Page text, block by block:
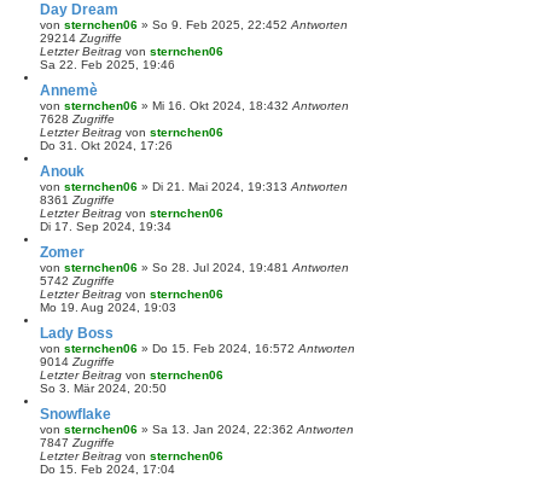
Day Dream
von sternchen06 » So 9. Feb 2025, 22:452 Antworten
29214 Zugriffe
Letzter Beitrag von sternchen06
Sa 22. Feb 2025, 19:46
Annemè
von sternchen06 » Mi 16. Okt 2024, 18:432 Antworten
7628 Zugriffe
Letzter Beitrag von sternchen06
Do 31. Okt 2024, 17:26
Anouk
von sternchen06 » Di 21. Mai 2024, 19:313 Antworten
8361 Zugriffe
Letzter Beitrag von sternchen06
Di 17. Sep 2024, 19:34
Zomer
von sternchen06 » So 28. Jul 2024, 19:481 Antworten
5742 Zugriffe
Letzter Beitrag von sternchen06
Mo 19. Aug 2024, 19:03
Lady Boss
von sternchen06 » Do 15. Feb 2024, 16:572 Antworten
9014 Zugriffe
Letzter Beitrag von sternchen06
So 3. Mär 2024, 20:50
Snowflake
von sternchen06 » Sa 13. Jan 2024, 22:362 Antworten
7847 Zugriffe
Letzter Beitrag von sternchen06
Do 15. Feb 2024, 17:04